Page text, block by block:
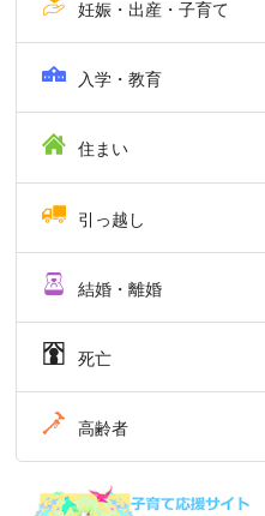
妊娠・出産・子育て
入学・教育
住まい
引っ越し
結婚・離婚
死亡
高齢者